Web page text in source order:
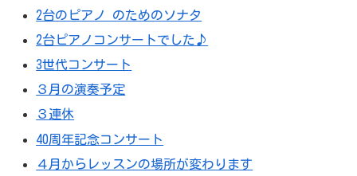
2台のピアノ のためのソナタ
2台ピアノコンサートでした♪
3世代コンサート
３月の演奏予定
３連休
40周年記念コンサート
４月からレッスンの場所が変わります